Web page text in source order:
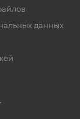
данных